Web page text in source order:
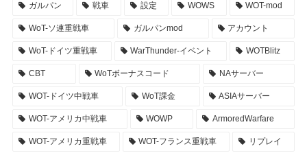
ガルパン 戦車 設定 WOWS WOT-mod
WoT-ソ連重戦車 ガルパンmod アカウント
WoT-ドイツ重戦車 WarThunder-イベント WOTBlitz
CBT WoTボーナスコード NAサーバー
WOT-ドイツ中戦車 WoT課金 ASIAサーバー
WOT-アメリカ中戦車 WOWP ArmoredWarfare
WOT-アメリカ重戦車 WOT-フランス重戦車 リプレイ